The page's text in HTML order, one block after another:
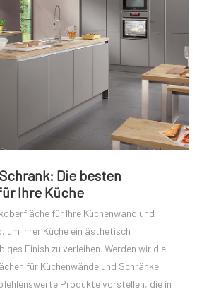
Die besten
Ihre Küche
für Ihre Küchenwand und
um Ihrer Küche ein ästhetisch
Finish zu verleihen. Werden wir die
für Küchenwände und Schränke
Produkte vorstellen, die in